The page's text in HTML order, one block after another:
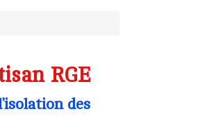
RGE
des